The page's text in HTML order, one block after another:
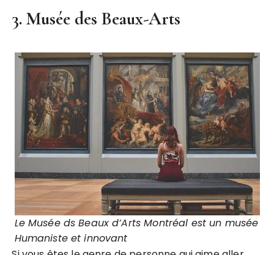
3. Musée des Beaux-Arts
Le Musée ds Beaux d’Arts Montréal est un musée
Humaniste et innovant